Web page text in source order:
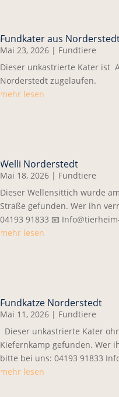
Fundkater aus
Mai 23, 2026 | Fundtiere
Dieser unkastrierte Kater ist
Norderstedt zugelaufen.
mehr lesen
Welli Norderstedt
Mai 18, 2026 | Fundtiere
Dieser Wellensittich wurde
Straße gefunden. Wer ihn
04193 91833 📧
mehr lesen
Fundkatze Norderstedt
Mai 11, 2026 | Fundtiere
Dieser unkastrierte Kater
Kiefernkamp gefunden. Wer
bitte bei uns: 04193 91833
mehr lesen